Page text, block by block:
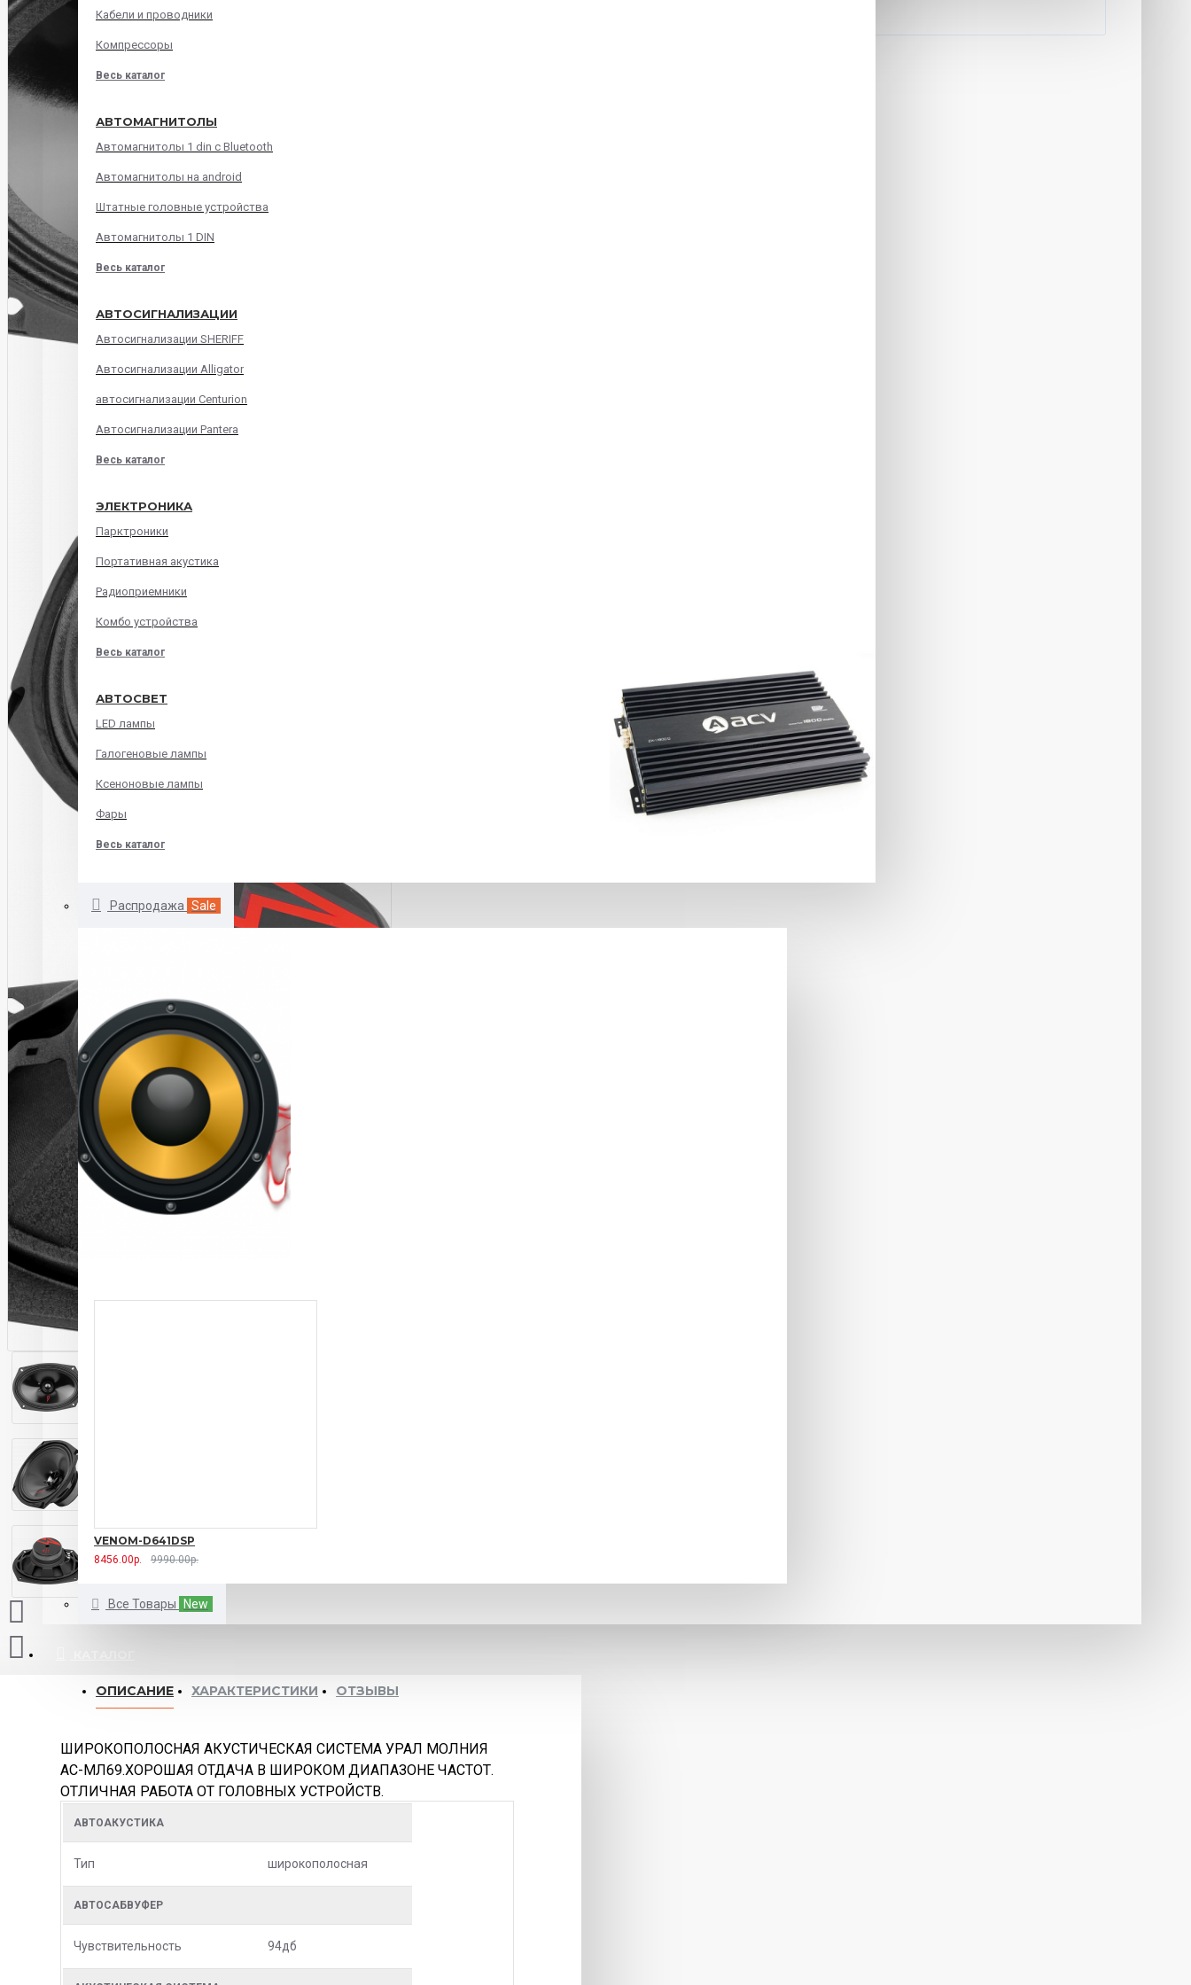
Кабели и проводники
Компрессоры
Весь каталог
АВТОМАГНИТОЛЫ
Автомагнитолы 1 din с Bluetooth
Автомагнитолы на android
Штатные головные устройства
Автомагнитолы 1 DIN
Весь каталог
АВТОСИГНАЛИЗАЦИИ
Автосигнализации SHERIFF
Автосигнализации Alligator
автосигнализации Centurion
Автосигнализации Pantera
Весь каталог
ЭЛЕКТРОНИКА
Парктроники
Портативная акустика
Радиоприемники
Комбо устройства
Весь каталог
АВТОСВЕТ
LED лампы
Галогеновые лампы
Ксеноновые лампы
Фары
Весь каталог
Распродажа Sale
VENOM-D641DSP
8456.00р. 9990.00р.
Все Товары New
ОПИСАНИЕ ХАРАКТЕРИСТИКИ ОТЗЫВЫ
ШИРОКОПОЛОСНАЯ АКУСТИЧЕСКАЯ СИСТЕМА УРАЛ МОЛНИЯ
АС-МЛ69.ХОРОШАЯ ОТДАЧА В ШИРОКОМ ДИАПАЗОНЕ ЧАСТОТ.
ОТЛИЧНАЯ РАБОТА ОТ ГОЛОВНЫХ УСТРОЙСТВ.
АВТОАКУСТИКА
Тип широкополосная
АВТОСАБВУФЕР
Чувствительность 94дб